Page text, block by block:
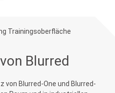
Trainingsoberfläche
Blurred
von Blurred-One und Blurred-